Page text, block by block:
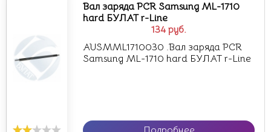
134 руб.
Вал заряда PCR Samsung ML-1710
hard БУЛАТ r-Line
AUSMML1710030 .Вал заряда PCR
Samsung ML-1710 hard БУЛАТ r-Line